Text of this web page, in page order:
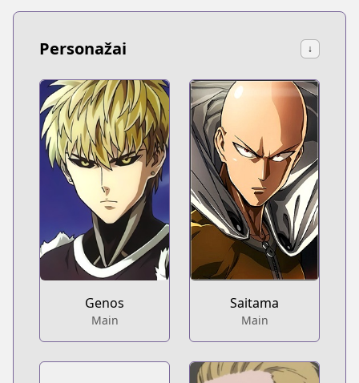
Personažai ↓
Genos
Main
Saitama
Main